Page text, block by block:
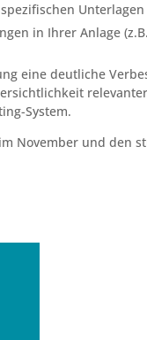
in Ihrer Anlage
eine deutliche
System.
November und den